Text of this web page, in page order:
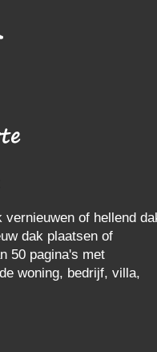
of hellend
dak plaatsen of
50 pagina's met
woning, bedrijf, villa,